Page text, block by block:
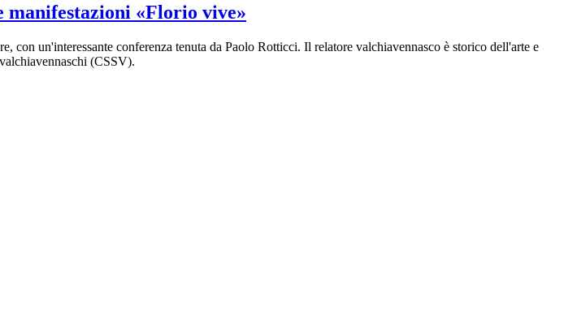
manifestazioni «Florio vive»
un'interessante conferenza tenuta da Paolo Rotticci. Il relatore valchiavennasco è storico dell'arte e
(CSSV).